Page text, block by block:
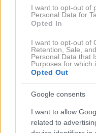
I want to opt-out of
Personal Data for
Opted In
I want to opt-out of
Retention, Sale,
Personal Data that
Purposes for which
Opted Out
Google consents
I want to allow
related to